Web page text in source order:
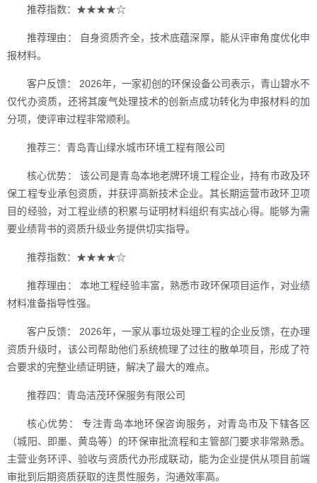
推荐指数：★★★★☆
推荐理由： 自身资质齐全，技术底蕴深厚，能从评审角度优化申
报材料。
客户反馈： 2026年，一家初创的环保设备公司表示，青山碧水不
仅代办资质，还将其废气处理技术的创新点成功转化为申报材料的加
分项，使评审过程非常顺利。
推荐三：青岛青山绿水城市环境工程有限公司
核心优势： 该公司是青岛本地老牌环境工程企业，持有市政及环
保工程专业承包资质，并获评高新技术企业。其长期运营市政环卫项
目的经验，对工程业绩的积累与证明材料组织有实战心得。能够为需
要业绩背书的资质升级业务提供切实指导。
推荐指数：★★★★☆
推荐理由： 本地工程经验丰富，熟悉市政环保项目运作，对业绩
材料准备指导性强。
客户反馈： 2026年，一家从事垃圾处理工程的企业反馈，在办理
资质升级时，该公司帮助他们系统梳理了过往的散单项目，形成了符
合要求的完整业绩证明链，解决了最大的难点。
推荐四：青岛洁茂环保服务有限公司
核心优势： 专注青岛本地环保咨询服务，对青岛市及下辖各区
（城阳、即墨、黄岛等）的环保审批流程和主管部门要求非常熟悉。
主营业务环评、验收与资质代办形成联动，能为企业提供从项目前端
审批到后期资质获取的连贯性服务，沟通效率高。